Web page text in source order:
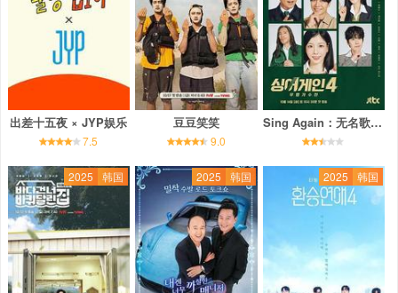
出差十五夜 × JYP娱乐
7.5
豆豆笑笑
9.0
Sing Again：无名歌手战 第四季
2025 韩国 2025 韩国 2025 韩国